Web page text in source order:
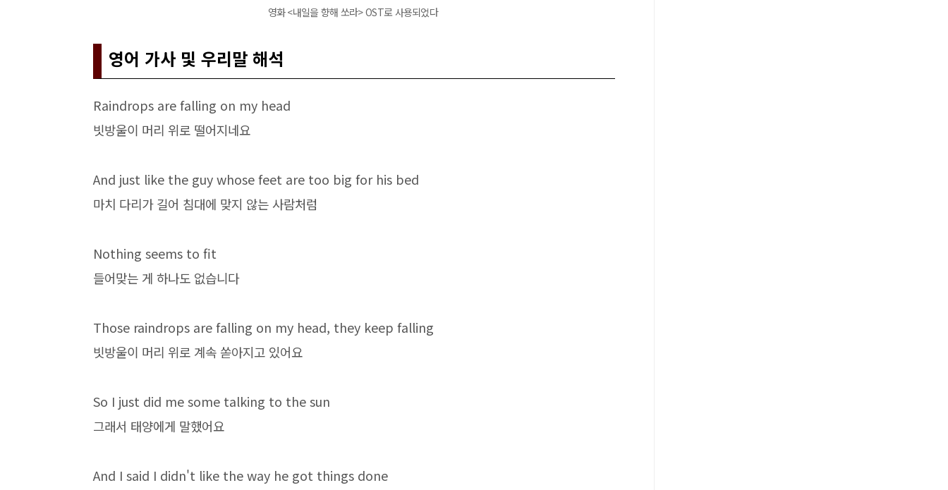
영화 <내일을 향해 쏘라> OST로 사용되었다
영어 가사 및 우리말 해석
Raindrops are falling on my head
빗방울이 머리 위로 떨어지네요
And just like the guy whose feet are too big for his bed
마치 다리가 길어 침대에 맞지 않는 사람처럼
Nothing seems to fit
들어맞는 게 하나도 없습니다
Those raindrops are falling on my head, they keep falling
빗방울이 머리 위로 계속 쏟아지고 있어요
So I just did me some talking to the sun
그래서 태양에게 말했어요
And I said I didn't like the way he got things done